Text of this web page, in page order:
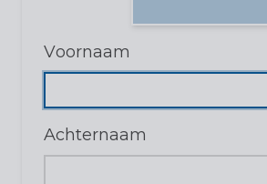
Voornaam
Achternaam